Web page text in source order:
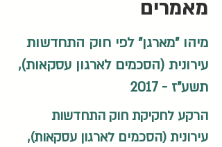
מאמרים
מיהו "מארגן" לפי חוק התחדשות
עירונית (הסכמים לארגון עסקאות),
תשע"ז - 2017
הרקע לחקיקת חוק התחדשות
עירונית (הסכמים לארגון עסקאות),